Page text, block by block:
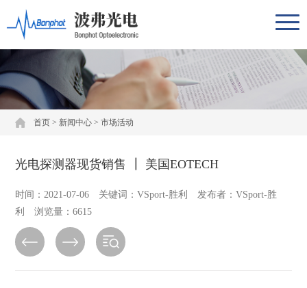
首页 > 新闻中心 >市场活动
光电探测器现货销售 ┃ 美国EOTECH
时间：2021-07-06 关键词：VSport-胜利 发布者：VSport-胜
利 浏览量：6615